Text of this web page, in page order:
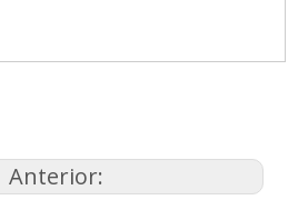
Anterior: